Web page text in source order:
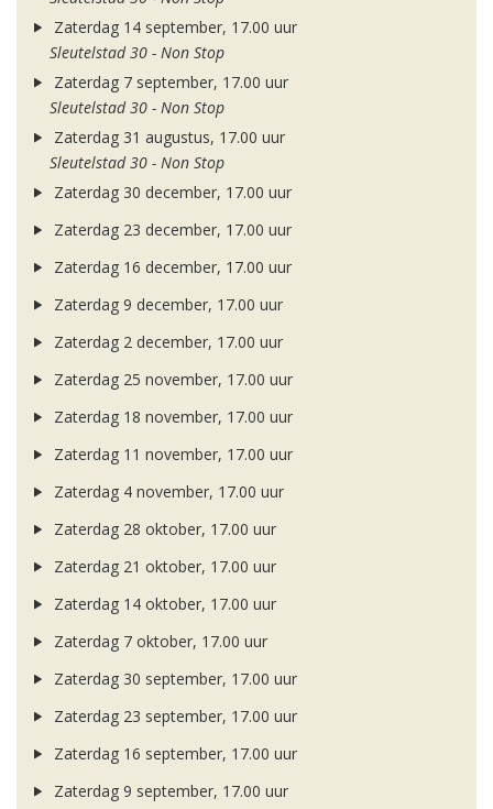
Zaterdag 14 september, 17.00 uur
Sleutelstad 30 - Non Stop
Zaterdag 7 september, 17.00 uur
Sleutelstad 30 - Non Stop
Zaterdag 31 augustus, 17.00 uur
Sleutelstad 30 - Non Stop
Zaterdag 30 december, 17.00 uur
Zaterdag 23 december, 17.00 uur
Zaterdag 16 december, 17.00 uur
Zaterdag 9 december, 17.00 uur
Zaterdag 2 december, 17.00 uur
Zaterdag 25 november, 17.00 uur
Zaterdag 18 november, 17.00 uur
Zaterdag 11 november, 17.00 uur
Zaterdag 4 november, 17.00 uur
Zaterdag 28 oktober, 17.00 uur
Zaterdag 21 oktober, 17.00 uur
Zaterdag 14 oktober, 17.00 uur
Zaterdag 7 oktober, 17.00 uur
Zaterdag 30 september, 17.00 uur
Zaterdag 23 september, 17.00 uur
Zaterdag 16 september, 17.00 uur
Zaterdag 9 september, 17.00 uur